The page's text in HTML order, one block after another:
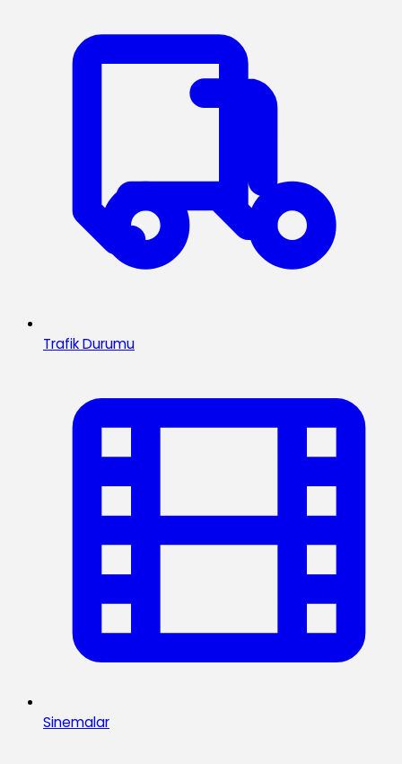
Trafik Durumu
Sinemalar